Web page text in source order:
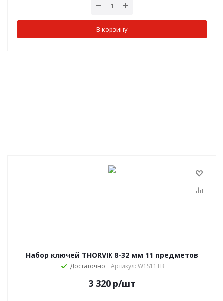
В корзину
Набор ключей THORVIK 8-32 мм 11 предметов
Достаточно Артикул: W1S11TB
3 320 р/шт